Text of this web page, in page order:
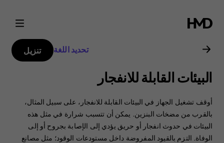
دليل
مستخدم
Nokia
G21
تحديد اللغة تنزيل
البيئات القابلة للانفجار
أوقف تشغيل الجهاز في البيئات القابلة للانفجار، على سبيل المثال،
بالقرب من مضخات البنزين. يمكن أن تتسبب شرارة في مثل هذه
البيئات في حدوث انفجار أو حريق يؤدي إلى الإصابة بجروح أو إلى
الوفاة. ‏‫التزم بالقيود المفروضة داخل مستودعات الوقود؛ مثل مصانع